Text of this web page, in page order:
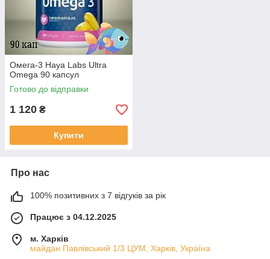
Омега-3 Haya Labs Ultra
Omega 90 капсул
Готово до відправки
1 120 ₴
Купити
Про нас
100% позитивних з 7 відгуків за рік
Працює з 04.12.2025
м. Харків
майдан Павлівський 1/3 ЦУМ, Харків, Україна